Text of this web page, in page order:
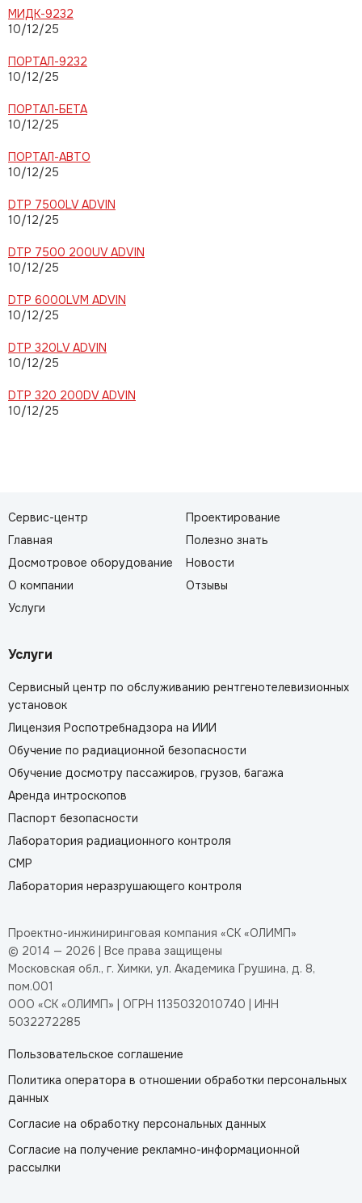
МИДК-9232
10/12/25
ПОРТАЛ-9232
10/12/25
ПОРТАЛ-БЕТА
10/12/25
ПОРТАЛ-АВТО
10/12/25
DTP 7500LV ADVIN
10/12/25
DTP 7500 200UV ADVIN
10/12/25
DTP 6000LVM ADVIN
10/12/25
DTP 320LV ADVIN
10/12/25
DTP 320 200DV ADVIN
10/12/25
Сервис-центр
Главная
Досмотровое оборудование
О компании
Услуги
Проектирование
Полезно знать
Новости
Отзывы
Услуги
Сервисный центр по обслуживанию рентгенотелевизионных
установок
Лицензия Роспотребнадзора на ИИИ
Обучение по радиационной безопасности
Обучение досмотру пассажиров, грузов, багажа
Аренда интроскопов
Паспорт безопасности
Лаборатория радиационного контроля
СМР
Лаборатория неразрушающего контроля
Проектно-инжиниринговая компания «СК «ОЛИМП»
© 2014 — 2026 | Все права защищены
Московская обл., г. Химки, ул. Академика Грушина, д. 8,
пом.001
ООО «СК «ОЛИМП» | ОГРН 1135032010740 | ИНН
5032272285
Пользовательское соглашение
Политика оператора в отношении обработки персональных
данных
Согласие на обработку персональных данных
Согласие на получение рекламно-информационной
рассылки